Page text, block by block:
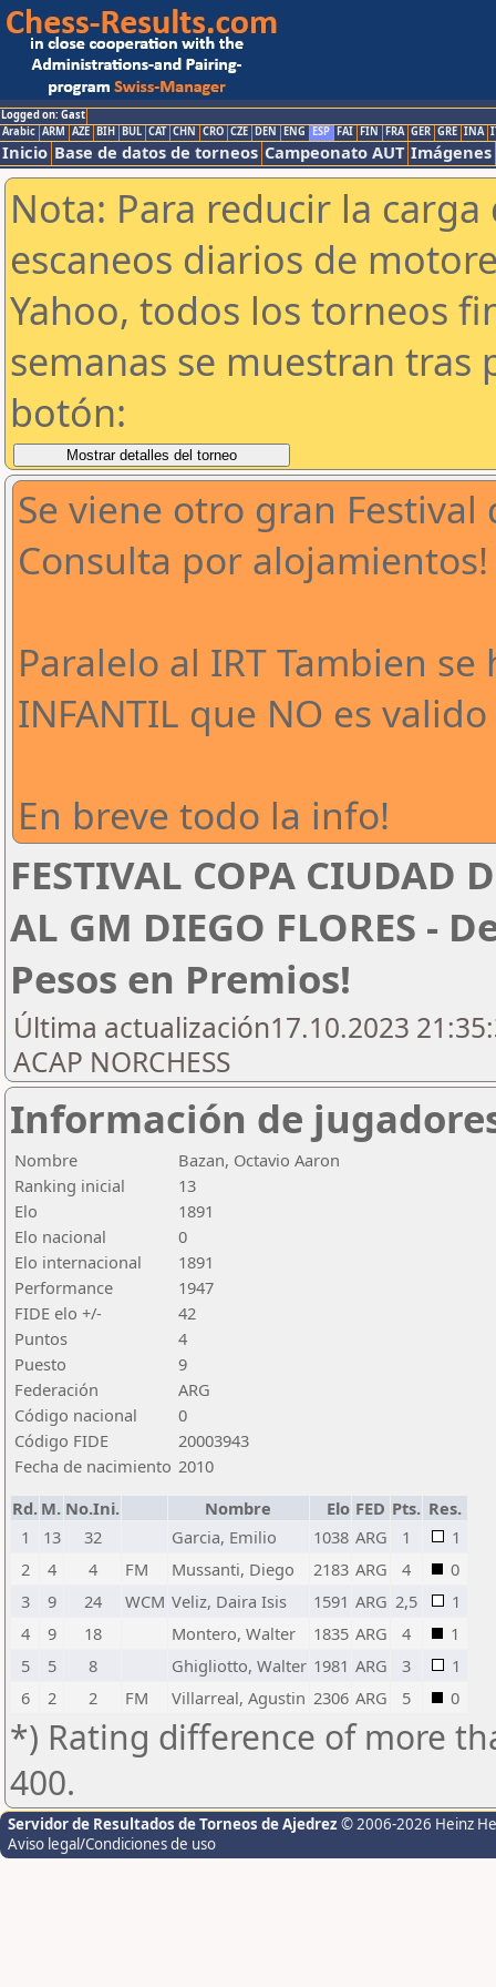
Logged on: Gast
Arabic ARM AZE BIH BUL CAT CHN CRO CZE DEN ENG ESP FAI FIN FRA GER GRE INA
Inicio Base de datos de torneos Campeonato AUT Imágenes
Nota: Para reducir la
escaneos diarios de
Yahoo, todos los torneos
semanas se muestran tras
botón:
Se viene otro gran Festival
Consulta por
Paralelo al IRT Tambien
INFANTIL que NO es valido
En breve todo la info!
FESTIVAL COPA CIUDAD
AL GM DIEGO FLORES -
Pesos en Premios!
Última actualización17.10.2023
ACAP NORCHESS
Información de
Nombre
Bazan, Octavio Aaron
Ranking inicial
13
Elo
1891
Elo nacional
0
Elo internacional
1891
Performance
1947
FIDE elo +/-
42
Puntos
4
Puesto
9
Federación
ARG
Código nacional
0
Código FIDE
20003943
Fecha de nacimiento 2010
Rd. M. No.Ini. Nombre Elo FED Pts. Res.
1
13 32 Garcia, Emilio 1038 ARG 1
1
2
4 4 FM Mussanti, Diego 2183 ARG 4
0
3
9 24 WCM Veliz, Daira Isis 1591 ARG 2,5
1
4
9 18 Montero, Walter 1835 ARG 4
1
5
5 8 Ghigliotto, Walter 1981 ARG 3
1
6
2 2 FM Villarreal, Agustin 2306 ARG 5 0
*) Rating difference of more
400.
Servidor de Resultados de Torneos de Ajedrez © 2006-2026 Heinz
Aviso legal/Condiciones de uso